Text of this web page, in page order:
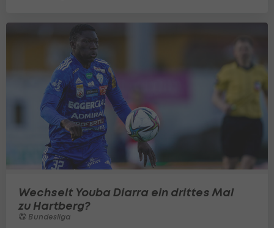
Wechselt Youba Diarra ein drittes Mal
zu Hartberg?
Bundesliga